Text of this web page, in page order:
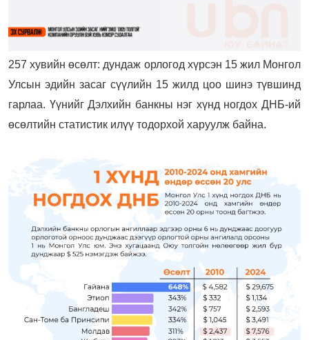
257 хувийн өсөлт: дундаж орлогод хүрсэн 15 жил Монгол
Улсын эдийн засаг сүүлийн 15 жилд цоо шинэ түвшинд
гарлаа. Үүнийг Дэлхийн банкны нэг хүнд ногдох ДНБ-ий
өсөлтийн статистик илүү тодорхой харуулж байна.